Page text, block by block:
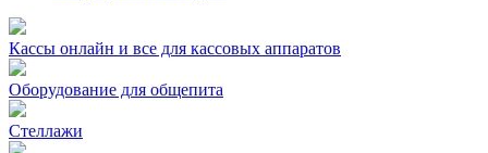
Кассы онлайн и все для кассовых аппаратов
Оборудование для общепита
Стеллажи